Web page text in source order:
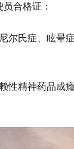
合格证：
尔氏症、眩晕
性精神药品成